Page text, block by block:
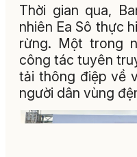
Thời gian qua,
nhiên Ea Sô thực
rừng. Một trong
công tác tuyên
tải thông điệp về
người dân vùng